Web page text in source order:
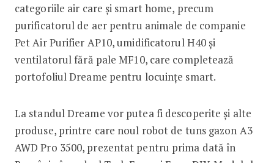
categoriile air care și smart home, precum
purificatorul de aer pentru animale de companie
Pet Air Purifier AP10, umidificatorul H40 și
ventilatorul fără pale MF10, care completează
portofoliul Dreame pentru locuințe smart.
La standul Dreame vor putea fi descoperite și alte
produse, printre care noul robot de tuns gazon A3
AWD Pro 3500, prezentat pentru prima dată în